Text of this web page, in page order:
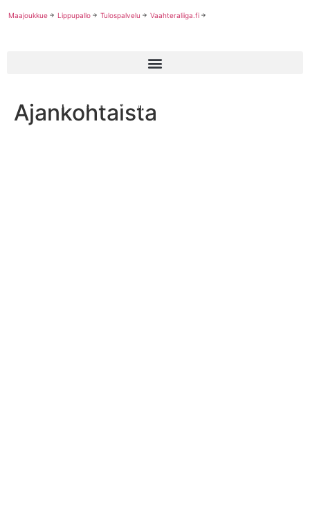
Maajoukkue Lippupallo Tulospalvelu Vaahteraliiga.fi
Ajankohtaista
Uudet mestarit koululippupallossa